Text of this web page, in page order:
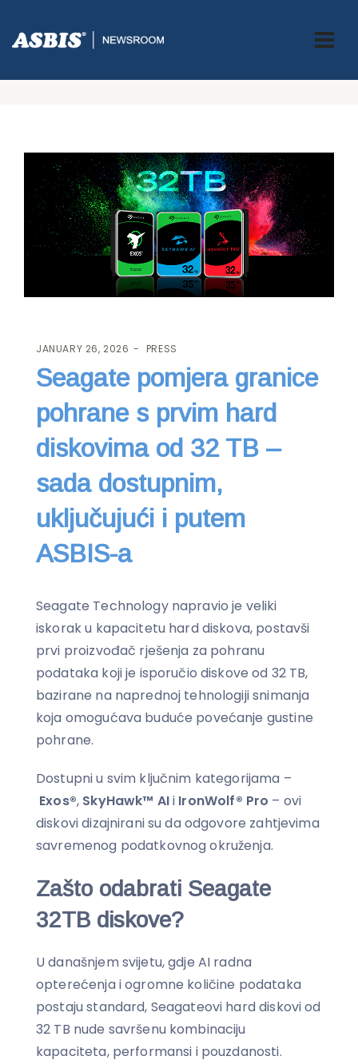
ASBIS.BA>PRESS> SEAGATE POMJERA GRANICE POHRANE S
PRVIM HARD DISKOVIMA OD 32 TB – SADA DOSTUPNIM,
JANUARY 26, 2026 PRESS
Seagate pomjera granice
pohrane s prvim hard
diskovima od 32 TB –
sada dostupnim,
uključujući i putem
ASBIS-a
Seagate Technology napravio je veliki
iskorak u kapacitetu hard diskova, postavši
prvi proizvođač rješenja za pohranu
podataka koji je isporučio diskove od 32 TB,
bazirane na naprednoj tehnologiji snimanja
koja omogućava buduće povećanje gustine
pohrane.
Dostupni u svim ključnim kategorijama –
Exos®, SkyHawk™ AIi IronWolf® Pro – ovi
diskovi dizajnirani su da odgovore zahtjevima
savremenog podatkovnog okruženja.
Zašto odabrati Seagate
32TB diskove?
U današnjem svijetu, gdje AI radna
opterećenja i ogromne količine podataka
postaju standard, Seagateovi hard diskovi od
32 TB nude savršenu kombinaciju
kapaciteta, performansi i pouzdanosti.